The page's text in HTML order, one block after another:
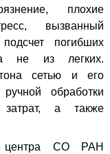
плохие
вызванный
погибших
не из легких.
сетью и его
обработки
затрат, а также
центра СО РАН